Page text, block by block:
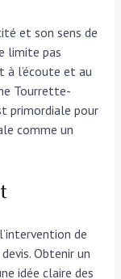
et son sens de
limite pas
à l’écoute et au
Tourrette-
primordiale pour
comme un
de
Obtenir un
idée claire des